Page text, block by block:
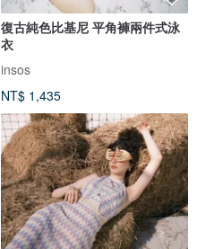
復古純色比基尼 平角褲兩件式泳
衣
insos
NT$ 1,435